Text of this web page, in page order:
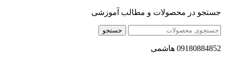
جستجو در محصولات و مطالب آموزشی
جستجو
09180884852 هاشمی